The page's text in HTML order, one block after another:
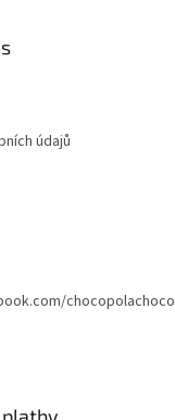
údajů
chocopolachoco